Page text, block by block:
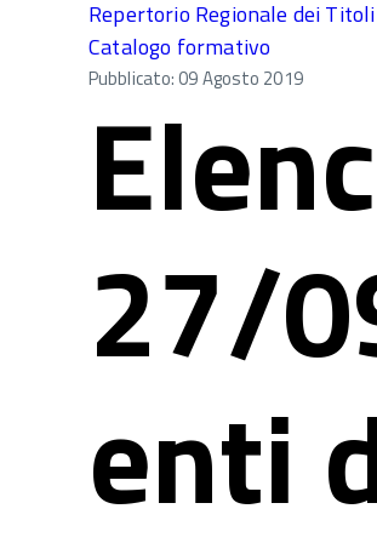
Repertorio Regionale dei
Catalogo formativo
Pubblicato: 09 Agosto 2019
27/
enti